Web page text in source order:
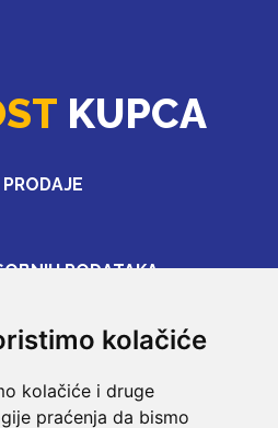
kolačiće
kolačiće i druge
praćenja da bismo
KUPCA
PODATAKA
PODATAKA
PODATAKA